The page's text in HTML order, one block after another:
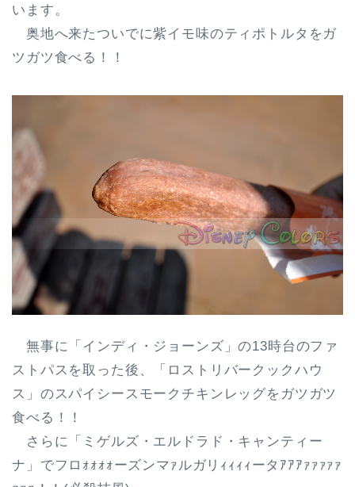
います。
奥地へ来たついでに紫イモ味のティポトルタをガ
ツガツ食べる！！
無事に「インディ・ジョーンズ」の13時台のファ
ストパスを取った後、「ロストリバークックハウ
ス」のスパイシースモークチキンレッグをガツガツ
食べる！！
さらに「ミゲルズ・エルドラド・キャンティー
ナ」でフロｫｫｫｫーズンマｧルガリｨｨｨｨータｱｱｱｧｧｧｧｧ